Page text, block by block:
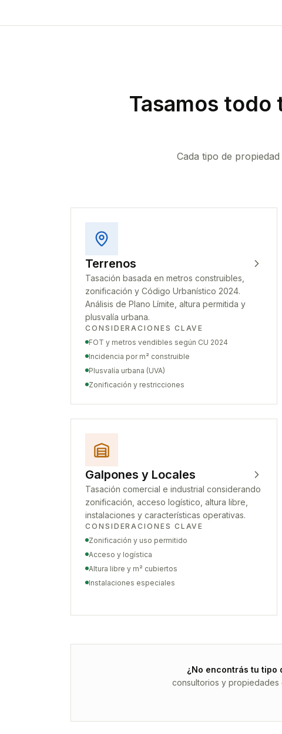
Tasamos
Cada tipo de
Terrenos
Tasación basada en metros construibles,
zonificación y Código Urbanístico 2024.
Análisis de Plano Límite, altura permitida y
plusvalía urbana.
CONSIDERACIONES CLAVE
FOT y metros vendibles según CU 2024
Incidencia por m² construible
Plusvalía urbana (UVA)
Zonificación y restricciones
Galpones y Locales
Tasación comercial e industrial considerando
zonificación, acceso logístico, altura libre,
instalaciones y características operativas.
CONSIDERACIONES CLAVE
Zonificación y uso permitido
Acceso y logística
Altura libre y m² cubiertos
Instalaciones especiales
¿No encontrás tu tipo
consultorios y propiedades